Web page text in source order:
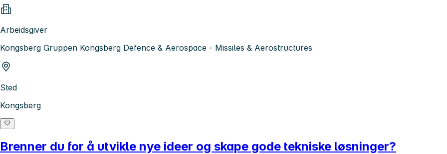
Arbeidsgiver
Kongsberg Gruppen Kongsberg Defence & Aerospace - Missiles & Aerostructures
Sted
Kongsberg
Brenner du for å utvikle nye ideer og skape gode tekniske løsninger?